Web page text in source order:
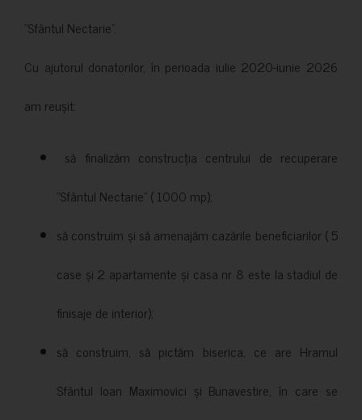
”Sfântul Nectarie”.
Cu ajutorul donatorilor, în perioada iulie 2020-iunie 2026
am reușit:
să finalizăm construcția centrului de recuperare
”Sfântul Nectarie” ( 1000 mp);
să construim și să amenajăm cazările beneficiarilor ( 5
case și 2 apartamente și casa nr 8 este la stadiul de
finisaje de interior);
să construim, să pictăm biserica, ce are Hramul
Sfântul Ioan Maximovici și Bunavestire, în care se